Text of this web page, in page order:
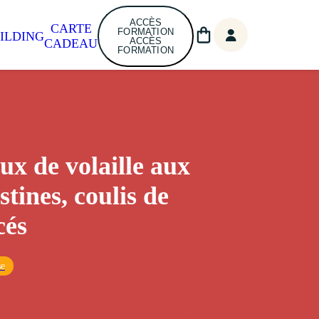
CARTE
CADEAU
ACCÈS
FORMATION
ACCÈS
FORMATION
de volaille aux
coulis de